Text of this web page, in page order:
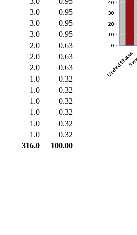
3.0
0.95
3.0
0.95
3.0
0.95
2.0
0.63
2.0
0.63
2.0
0.63
1.0
0.32
1.0
0.32
1.0
0.32
1.0
0.32
1.0
0.32
1.0
0.32
316.0
100.00